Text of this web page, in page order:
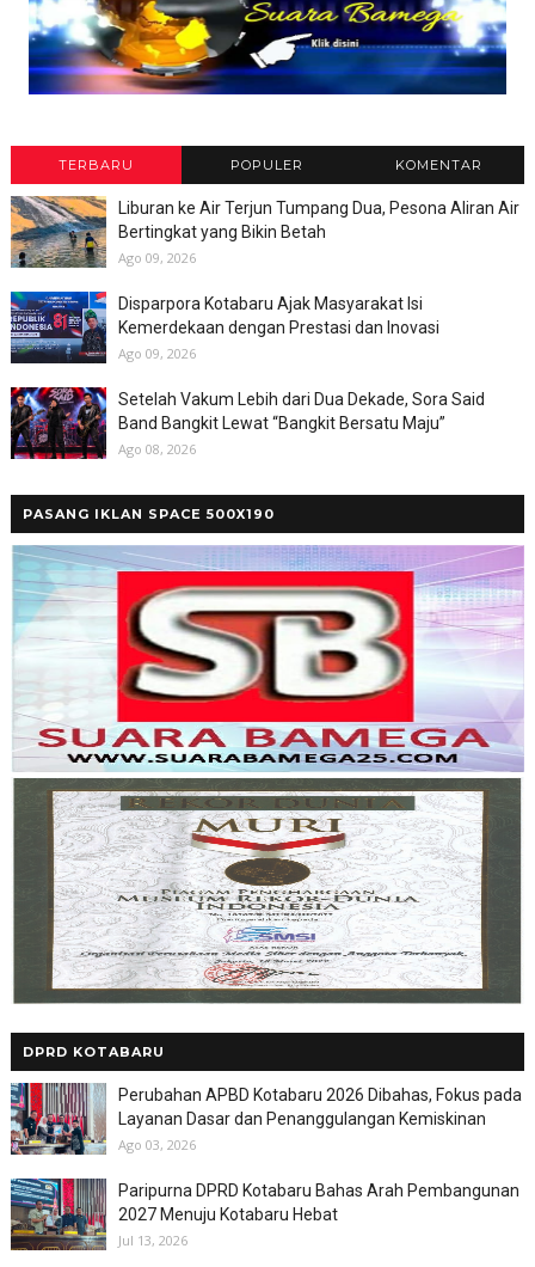
TERBARU POPULER KOMENTAR
Liburan ke Air Terjun Tumpang Dua, Pesona Aliran Air
Bertingkat yang Bikin Betah
Ago 09, 2026
Disparpora Kotabaru Ajak Masyarakat Isi
Kemerdekaan dengan Prestasi dan Inovasi
Ago 09, 2026
Setelah Vakum Lebih dari Dua Dekade, Sora Said
Band Bangkit Lewat “Bangkit Bersatu Maju”
Ago 08, 2026
PASANG IKLAN SPACE 500X190
DPRD KOTABARU
Perubahan APBD Kotabaru 2026 Dibahas, Fokus pada
Layanan Dasar dan Penanggulangan Kemiskinan
Ago 03, 2026
Paripurna DPRD Kotabaru Bahas Arah Pembangunan
2027 Menuju Kotabaru Hebat
Jul 13, 2026